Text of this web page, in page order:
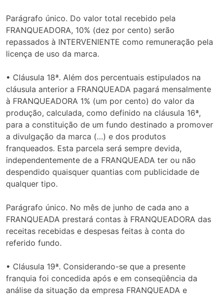
Parágrafo único. Do valor total recebido pela
FRANQUEADORA, 10% (dez por cento) serão
repassados à INTERVENIENTE como remuneração pela
licença de uso da marca.
• Cláusula 18ª. Além dos percentuais estipulados na
cláusula anterior a FRANQUEADA pagará mensalmente
à FRANQUEADORA 1% (um por cento) do valor da
produção, calculada, como definido na cláusula 16ª,
para a constituição de um fundo destinado a promover
a divulgação da marca (…) e dos produtos
franqueados. Esta parcela será sempre devida,
independentemente de a FRANQUEADA ter ou não
despendido quaisquer quantias com publicidade de
qualquer tipo.
Parágrafo único. No mês de junho de cada ano a
FRANQUEADA prestará contas à FRANQUEADORA das
receitas recebidas e despesas feitas à conta do
referido fundo.
• Cláusula 19ª. Considerando-se que a presente
franquia foi concedida após e em conseqüência da
análise da situação da empresa FRANQUEADA e